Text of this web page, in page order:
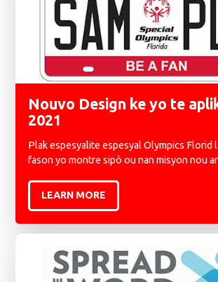
Nouvo Design ke yo te
2021
Plak espesyalite espesyal Olympics Florid
fason yo montre sipò ou nan misyon nou
LEARN MORE